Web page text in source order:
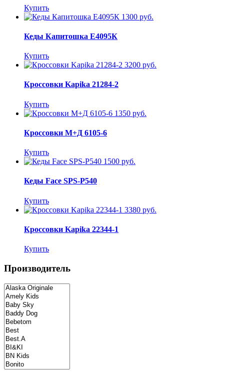
Купить
1300 руб.
Кеды Капитошка E4095К
Купить
3200 руб.
Кроссовки Kapika 21284-2
Купить
1350 руб.
Кроссовки М+Д 6105-6
Купить
1500 руб.
Кеды Face SPS-P540
Купить
3380 руб.
Кроссовки Kapika 22344-1
Купить
Производитель